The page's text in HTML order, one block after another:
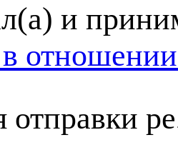
и
отправки